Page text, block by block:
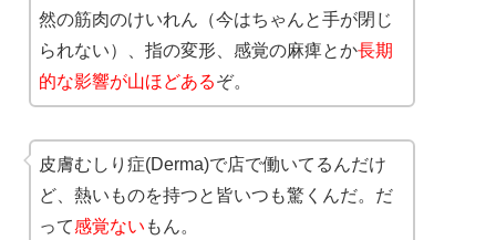
然の筋肉のけいれん（今はちゃんと手が閉じ
られない）、指の変形、感覚の麻痺とか長期
的な影響が山ほどあるぞ。
皮膚むしり症(Derma)で店で働いてるんだけ
ど、熱いものを持つと皆いつも驚くんだ。だ
って感覚ない もん。